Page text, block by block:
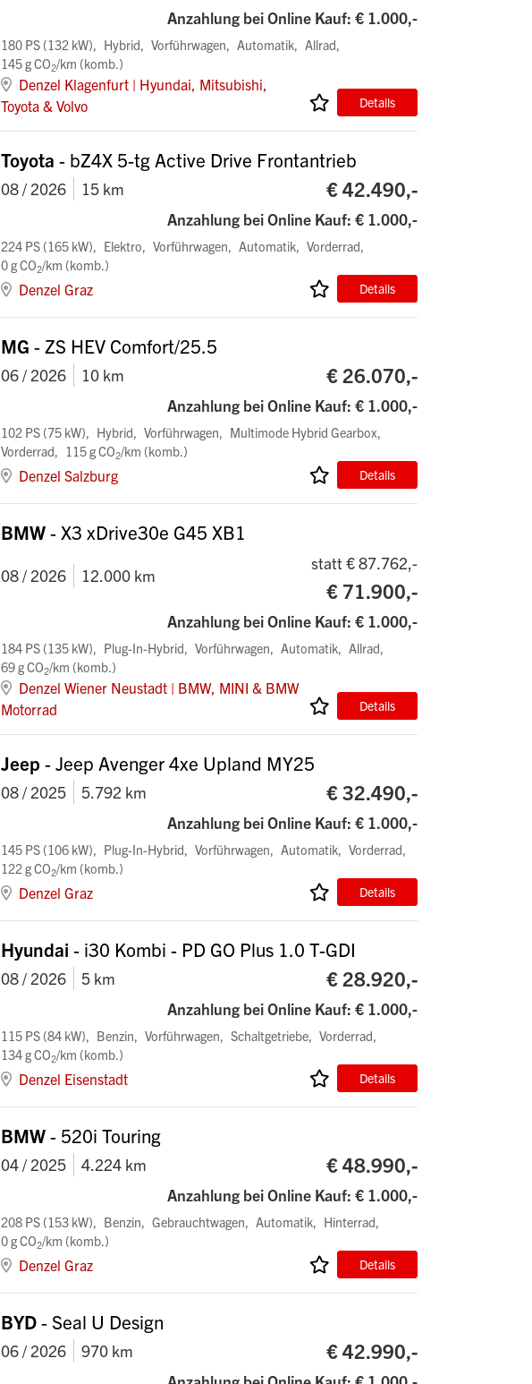
Anzahlung bei Online Kauf: € 1.000,-
180 PS (132 kW) Hybrid Vorführwagen Automatik
Allrad
145 g CO2/km (komb.)
Denzel Klagenfurt | Hyundai, Mitsubishi,
Toyota & Volvo
Details
Toyota - bZ4X 5-tg Active Drive Frontantrieb
08 / 2026 15 km € 42.490,-
Anzahlung bei Online Kauf: € 1.000,-
224 PS (165 kW) Elektro Vorführwagen Automatik
Vorderrad
0 g CO2/km (komb.)
Denzel Graz Details
MG - ZS HEV Comfort/25.5
06 / 2026 10 km € 26.070,-
Anzahlung bei Online Kauf: € 1.000,-
102 PS (75 kW) Hybrid Vorführwagen
Multimode Hybrid Gearbox
Vorderrad
115 g CO2/km (komb.)
Denzel Salzburg Details
BMW- X3 xDrive30e G45 XB1
08 / 2026 12.000 km
statt € 87.762,-
€ 71.900,-
Anzahlung bei Online Kauf: € 1.000,-
184 PS (135 kW) Plug-In-Hybrid Vorführwagen Automatik
Allrad
69 g CO2/km (komb.)
Denzel Wiener Neustadt | BMW, MINI & BMW
Motorrad
Details
Jeep - Jeep Avenger 4xe Upland MY25
08 / 2025 5.792 km € 32.490,-
Anzahlung bei Online Kauf: € 1.000,-
145 PS (106 kW) Plug-In-Hybrid Vorführwagen Automatik
Vorderrad
122 g CO2/km (komb.)
Denzel Graz Details
Hyundai - i30 Kombi - PD GO Plus 1.0 T-GDI
08 / 2026 5 km € 28.920,-
Anzahlung bei Online Kauf: € 1.000,-
115 PS (84 kW) Benzin Vorführwagen Schaltgetriebe
Vorderrad
134 g CO2/km (komb.)
Denzel Eisenstadt Details
BMW- 520i Touring
04 / 2025 4.224 km € 48.990,-
Anzahlung bei Online Kauf: € 1.000,-
208 PS (153 kW) Benzin Gebrauchtwagen Automatik
Hinterrad
0 g CO2/km (komb.)
Denzel Graz Details
BYD- Seal U Design
06 / 2026 970 km € 42.990,-